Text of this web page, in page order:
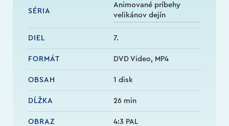
SÉRIA
Animované príbehy
velikánov dejín
DIEL 7.
FORMÁT DVD Video, MP4
OBSAH 1 disk
DĹŽKA 26 min
OBRAZ 4:3 PAL